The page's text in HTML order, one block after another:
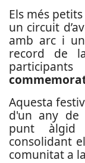
Els més
un circuit
amb arc i
record de
Aquesta
d'un any de
punt àlgid
consolidant
comunitat a